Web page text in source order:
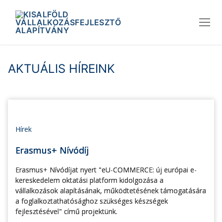
tartalomra
AKTUÁLIS HÍREINK
Hírek
Erasmus+ Nívódíj
Erasmus+ Nívódíjat nyert "eU-COMMERCE: új európai e-
kereskedelem oktatási platform kidolgozása a
vállalkozások alapításának, működtetésének támogatására
a foglalkoztathatósághoz szükséges készségek
fejlesztésével" című projektünk.